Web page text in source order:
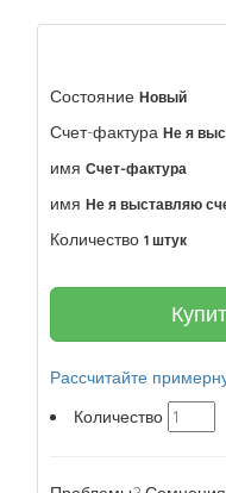
Состояние Новый
Счет-фактура Не я
имя Счет-фактура
имя Не я выставляю
Количество 1 штук
Рассчитайте
Количество